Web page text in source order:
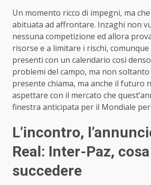
Un momento ricco di impegni, ma che
abituata ad affrontare. Inzaghi non
nessuna competizione ed allora
risorse e a limitare i rischi,
presenti con un calendario così
problemi del campo, ma non soltanto
presente chiama, ma anche il futuro
aspettare con il mercato che
finestra anticipata per il Mondiale per
L’incontro,
Real: Inter-Paz,
succedere